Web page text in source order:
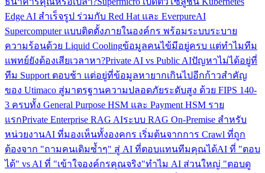
Edge AI สำเร็จรูป ร่วมกับ Red Hat และ EverpureAI
Supercomputer แบบติดตั้งภายในองค์กร พร้อมระบบระบาย
ความร้อนด้วย Liquid Coolingข้อมูลคนไข้มีอยู่ครบ แต่ทำไมทีม
แพทย์ยังต้องเสียเวลาหา?Private AI vs Public AIปัญหาไม่ได้อยู่ที่
ทีม Support ตอบช้า แต่อยู่ที่ข้อมูลหายากเกินไปอีกก้าวสำคัญ
ของ Utimaco สู่มาตรฐานความปลอดภัยระดับสูง ด้วย FIPS 140-
3 ครบทั้ง General Purpose HSM และ Payment HSM ราย
แรกPrivate Enterprise RAG AIระบบ RAG On-Premise สำหรับ
หน่วยงานAI ที่มองเห็นทั้งองคกร เริ่มต้นจากการ Crawl ที่ถูก
ต้องจาก "ถามคนเดิมซ้ำๆ" สู่ AI ที่ตอบแทนทีมคุณได้AI ที่ "ตอบ
ได้" vs AI ที่ "เข้าใจองค์กรคุณจริง"ทำไม AI ส่วนใหญ่ "ตอบดู